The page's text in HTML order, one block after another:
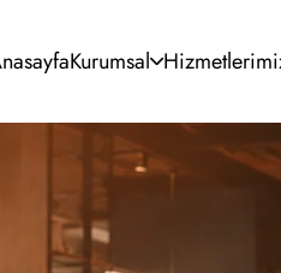
Kurumsal
Kimlik